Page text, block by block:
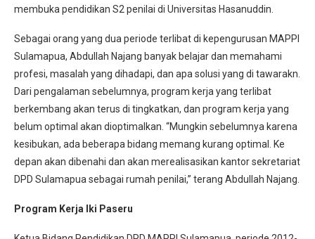
membuka pendidikan S2 penilai di Universitas Hasanuddin.
Sebagai orang yang dua periode terlibat di kepengurusan MAPPI
Sulamapua, Abdullah Najang banyak belajar dan memahami
profesi, masalah yang dihadapi, dan apa solusi yang di tawarakn.
Dari pengalaman sebelumnya, program kerja yang terlibat
berkembang akan terus di tingkatkan, dan program kerja yang
belum optimal akan dioptimalkan. “Mungkin sebelumnya karena
kesibukan, ada beberapa bidang memang kurang optimal. Ke
depan akan dibenahi dan akan merealisasikan kantor sekretariat
DPD Sulamapua sebagai rumah penilai,” terang Abdullah Najang.
Program Kerja Iki Paseru